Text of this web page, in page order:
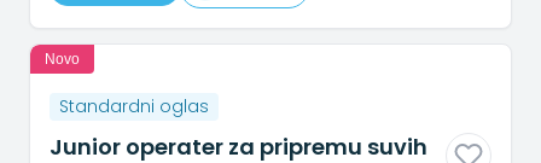
Novo
Standardni oglas
Junior operater za pripremu suvih